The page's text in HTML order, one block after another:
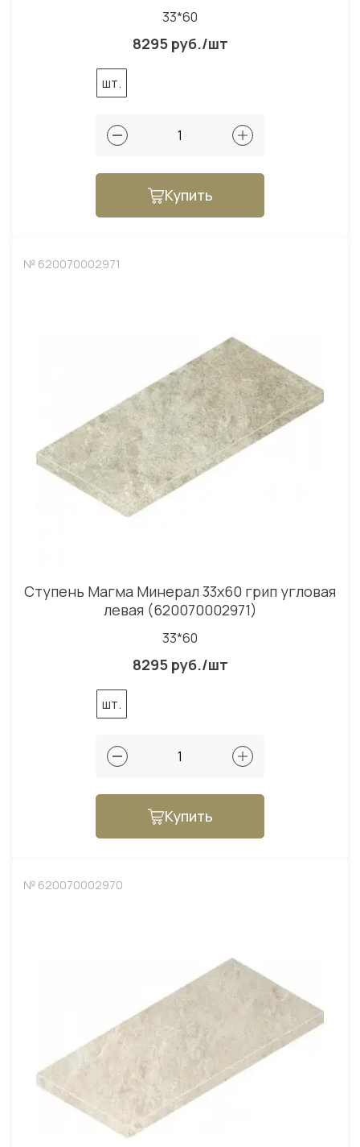
33*60
8295 руб./шт
шт.
Купить
№ 620070002971
Ступень Магма Минерал 33x60 грип угловая
левая (620070002971)
33*60
8295 руб./шт
шт.
Купить
№ 620070002970